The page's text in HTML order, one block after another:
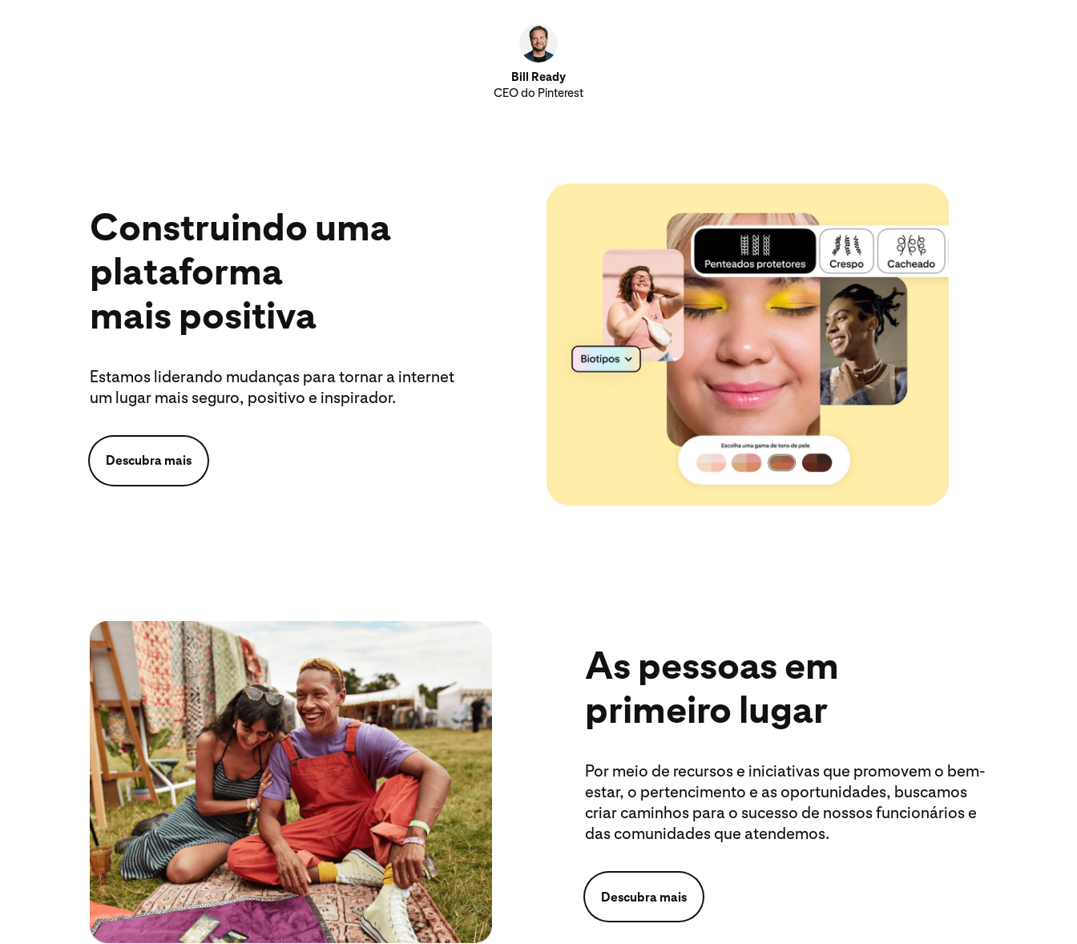
Bill Ready
CEO do Pinterest
Construindo uma
plataforma
mais positiva
Estamos liderando mudanças para tornar a internet
um lugar mais seguro, positivo e inspirador.
Descubra mais
As pessoas em
primeiro lugar
Por meio de recursos e iniciativas que promovem o bem-
estar, o pertencimento e as oportunidades, buscamos
criar caminhos para o sucesso de nossos funcionários e
das comunidades que atendemos.
Descubra mais